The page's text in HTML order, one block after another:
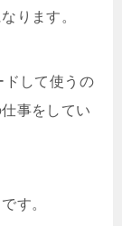
ります。
ドして使うの
事をしてい
す。